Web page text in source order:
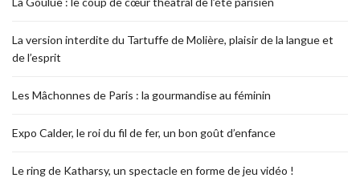
La version interdite du Tartuffe de Molière, plaisir de la langue et
de l’esprit
Les Mâchonnes de Paris : la gourmandise au féminin
Expo Calder, le roi du fil de fer, un bon goût d’enfance
Le ring de Katharsy, un spectacle en forme de jeu vidéo !